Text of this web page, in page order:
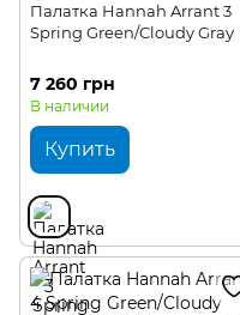
Палатка Hannah Arrant 3
Spring Green/Cloudy Gray
7 260 грн
В наличии
Купить